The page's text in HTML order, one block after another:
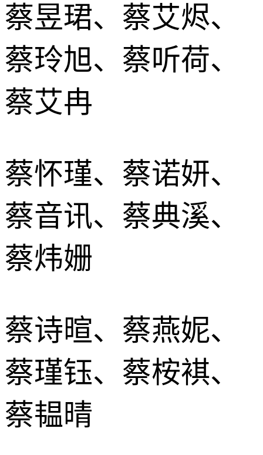
蔡昱珺、蔡艾烬、
蔡玲旭、蔡听荷、
蔡艾冉
蔡怀瑾、蔡诺妍、
蔡音讯、蔡典溪、
蔡炜姗
蔡诗暄、蔡燕妮、
蔡瑾钰、蔡桉褀、
蔡韫晴